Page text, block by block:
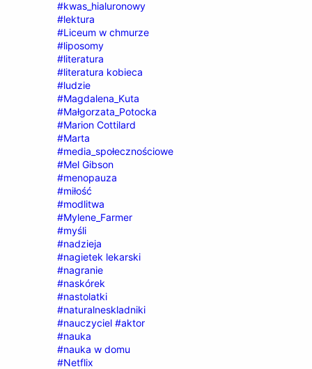
#kwas_hialuronowy
#lektura
#Liceum w chmurze
#liposomy
#literatura
#literatura kobieca
#ludzie
#Magdalena_Kuta
#Małgorzata_Potocka
#Marion Cottilard
#Marta
#media_społecznościowe
#Mel Gibson
#menopauza
#miłość
#modlitwa
#Mylene_Farmer
#myśli
#nadzieja
#nagietek lekarski
#nagranie
#naskórek
#nastolatki
#naturalneskladniki
#nauczyciel #aktor
#nauka
#nauka w domu
#Netflix